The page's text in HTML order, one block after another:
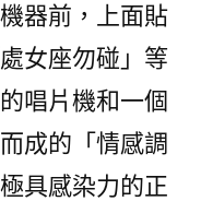
器前，上面貼
女座勿碰」等
唱片機和一個
成的「情感調
具感染力的正